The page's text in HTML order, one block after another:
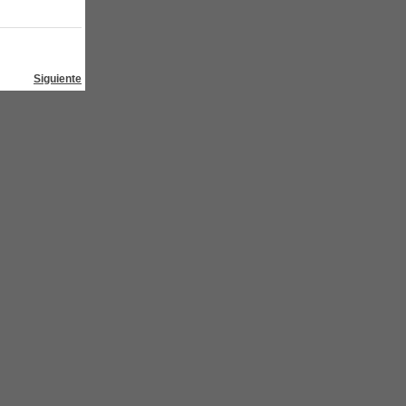
Siguiente